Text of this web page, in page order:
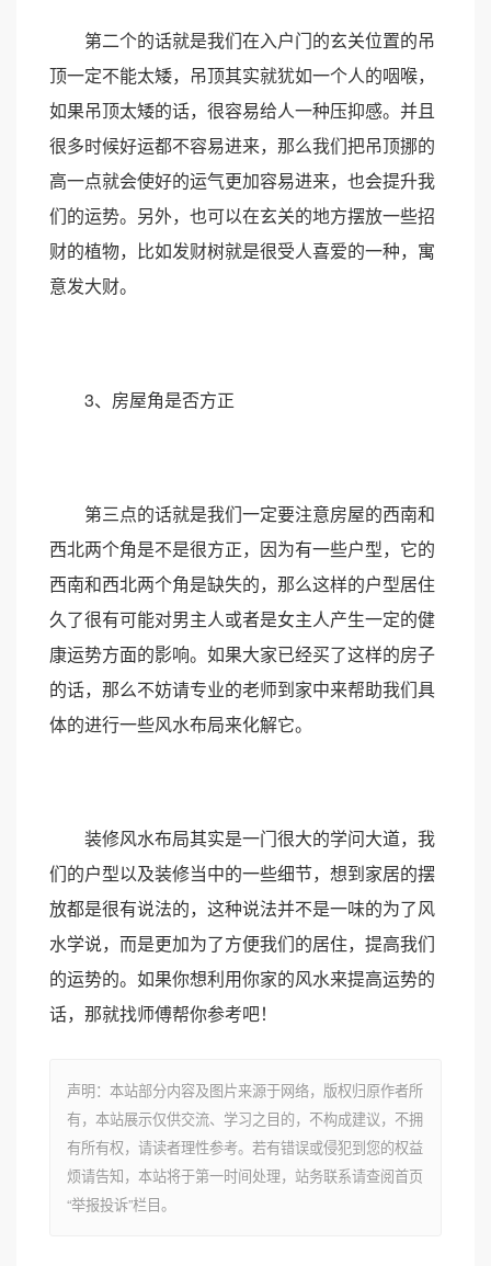
第二个的话就是我们在入户门的玄关位置的吊
顶一定不能太矮，吊顶其实就犹如一个人的咽喉，
如果吊顶太矮的话，很容易给人一种压抑感。并且
很多时候好运都不容易进来，那么我们把吊顶挪的
高一点就会使好的运气更加容易进来，也会提升我
们的运势。另外，也可以在玄关的地方摆放一些招
财的植物，比如发财树就是很受人喜爱的一种，寓
意发大财。
3、房屋角是否方正
第三点的话就是我们一定要注意房屋的西南和
西北两个角是不是很方正，因为有一些户型，它的
西南和西北两个角是缺失的，那么这样的户型居住
久了很有可能对男主人或者是女主人产生一定的健
康运势方面的影响。如果大家已经买了这样的房子
的话，那么不妨请专业的老师到家中来帮助我们具
体的进行一些风水布局来化解它。
装修风水布局其实是一门很大的学问大道，我
们的户型以及装修当中的一些细节，想到家居的摆
放都是很有说法的，这种说法并不是一味的为了风
水学说，而是更加为了方便我们的居住，提高我们
的运势的。如果你想利用你家的风水来提高运势的
话，那就找师傅帮你参考吧！
声明：本站部分内容及图片来源于网络，版权归原作者所
有，本站展示仅供交流、学习之目的，不构成建议，不拥
有所有权，请读者理性参考。若有错误或侵犯到您的权益
烦请告知，本站将于第一时间处理，站务联系请查阅首页
“举报投诉”栏目。